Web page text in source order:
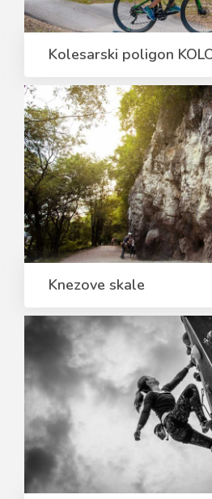
Kolesarski poligon
Knezove skale